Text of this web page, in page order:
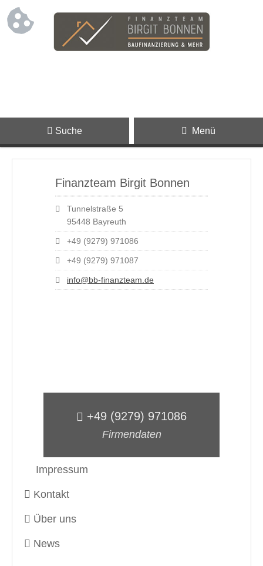
Suche Menü
Finanzteam Birgit Bonnen
Tunnelstraße 5
95448 Bayreuth
+49 (9279) 971086
+49 (9279) 971087
info@bb-finanzteam.de
+49 (9279) 971086
Firmendaten
Impressum
Kontakt
Über uns
News